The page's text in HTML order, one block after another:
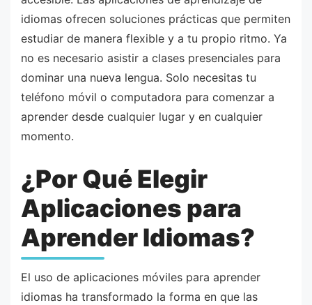
idiomas ofrecen soluciones prácticas que permiten
estudiar de manera flexible y a tu propio ritmo. Ya
no es necesario asistir a clases presenciales para
dominar una nueva lengua. Solo necesitas tu
teléfono móvil o computadora para comenzar a
aprender desde cualquier lugar y en cualquier
momento.
¿Por Qué Elegir
Aplicaciones para
Aprender Idiomas?
El uso de aplicaciones móviles para aprender
idiomas ha transformado la forma en que las